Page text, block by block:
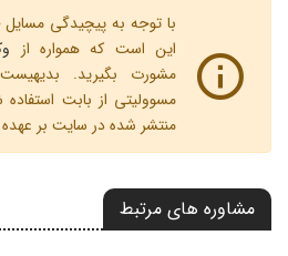
با توجه به پیچیدگی مسایل
این است که همواره از
مشورت بگیرید.
مسوولیتی از بابت
منتشر شده در سایت بر
مشاوره های مرتبط